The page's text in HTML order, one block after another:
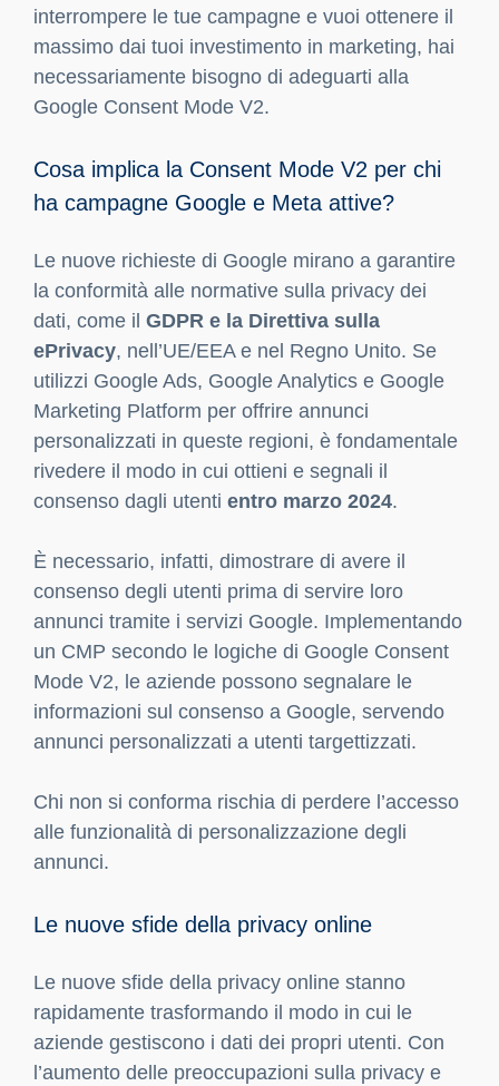
interrompere le tue campagne e vuoi ottenere il
massimo dai tuoi investimento in marketing, hai
necessariamente bisogno di adeguarti alla
Google Consent Mode V2.
Cosa implica la Consent Mode V2 per chi
ha campagne Google e Meta attive?
Le nuove richieste di Google mirano a garantire
la conformità alle normative sulla privacy dei
dati, come il GDPR e la Direttiva sulla
ePrivacy, nell’UE/EEA e nel Regno Unito. Se
utilizzi Google Ads, Google Analytics e Google
Marketing Platform per offrire annunci
personalizzati in queste regioni, è fondamentale
rivedere il modo in cui ottieni e segnali il
consenso dagli utenti entro marzo 2024.
È necessario, infatti, dimostrare di avere il
consenso degli utenti prima di servire loro
annunci tramite i servizi Google. Implementando
un CMP secondo le logiche di Google Consent
Mode V2, le aziende possono segnalare le
informazioni sul consenso a Google, servendo
annunci personalizzati a utenti targettizzati.
Chi non si conforma rischia di perdere l’accesso
alle funzionalità di personalizzazione degli
annunci.
Le nuove sfide della privacy online
Le nuove sfide della privacy online stanno
rapidamente trasformando il modo in cui le
aziende gestiscono i dati dei propri utenti. Con
l’aumento delle preoccupazioni sulla privacy e